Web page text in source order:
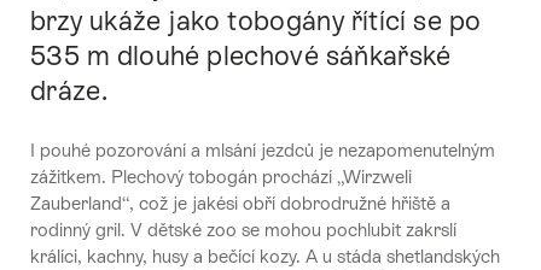
Map
Contact
brzy ukáže jako tobogány řítící se po
535 m dlouhé plechové sáňkařské
dráze.
I pouhé pozorování a mlsání jezdců je nezapomenutelným
zážitkem. Plechový tobogán prochází „Wirzweli
Zauberland“, což je jakési obří dobrodružné hřiště a
rodinný gril. V dětské zoo se mohou pochlubit zakrslí
králíci, kachny, husy a bečící kozy. A u stáda shetlandských